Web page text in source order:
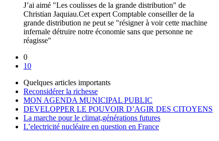
J’ai aimé "Les coulisses de la grande distribution" de
Christian Jaquiau.Cet expert Comptable conseiller de la
grande distribution ne peut se "résigner à voir cette machine
infernale détruire notre économie sans que personne ne
réagisse"
0
10
Quelques articles importants
Reconsidérer la richesse
MON AGENDA MUNICIPAL PUBLIC
DEVELOPPER LE POUVOIR D’AGIR DES CITOYENS
La marche pour le climat,générations futures
L’electricité nucléaire en question en France